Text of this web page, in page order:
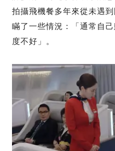
拍攝飛機餐多年來從未遇
瞞了一些情況：「通常自
度不好」。